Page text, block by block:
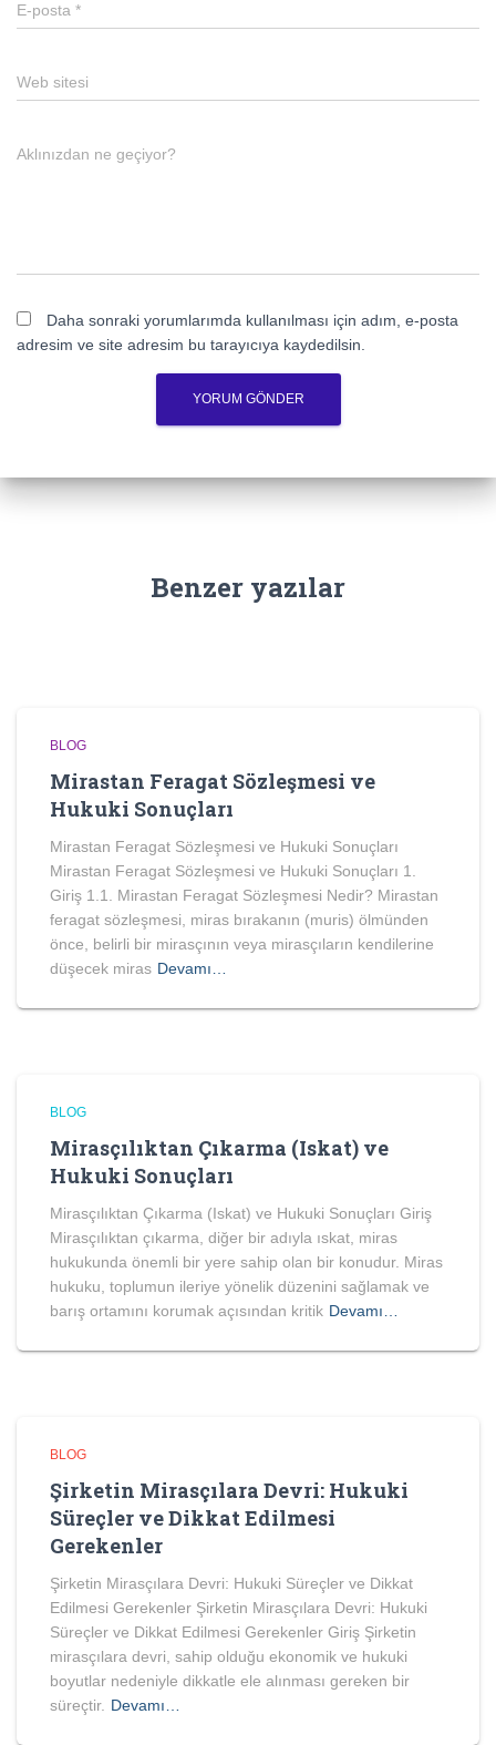
E-posta *
Web sitesi
Aklınızdan ne geçiyor?
Daha sonraki yorumlarımda kullanılması için adım, e-posta
adresim ve site adresim bu tarayıcıya kaydedilsin.
Benzer yazılar
BLOG
Mirastan Feragat Sözleşmesi ve
Hukuki Sonuçları
Mirastan Feragat Sözleşmesi ve Hukuki Sonuçları
Mirastan Feragat Sözleşmesi ve Hukuki Sonuçları 1.
Giriş 1.1. Mirastan Feragat Sözleşmesi Nedir? Mirastan
feragat sözleşmesi, miras bırakanın (muris) ölmünden
önce, belirli bir mirasçının veya mirasçıların kendilerine
düşecek miras Devamı…
BLOG
Mirasçılıktan Çıkarma (Iskat) ve
Hukuki Sonuçları
Mirasçılıktan Çıkarma (Iskat) ve Hukuki Sonuçları Giriş
Mirasçılıktan çıkarma, diğer bir adıyla ıskat, miras
hukukunda önemli bir yere sahip olan bir konudur. Miras
hukuku, toplumun ileriye yönelik düzenini sağlamak ve
barış ortamını korumak açısından kritik Devamı…
BLOG
Şirketin Mirasçılara Devri: Hukuki
Süreçler ve Dikkat Edilmesi
Gerekenler
Şirketin Mirasçılara Devri: Hukuki Süreçler ve Dikkat
Edilmesi Gerekenler Şirketin Mirasçılara Devri: Hukuki
Süreçler ve Dikkat Edilmesi Gerekenler Giriş Şirketin
mirasçılara devri, sahip olduğu ekonomik ve hukuki
boyutlar nedeniyle dikkatle ele alınması gereken bir
süreçtir. Devamı…